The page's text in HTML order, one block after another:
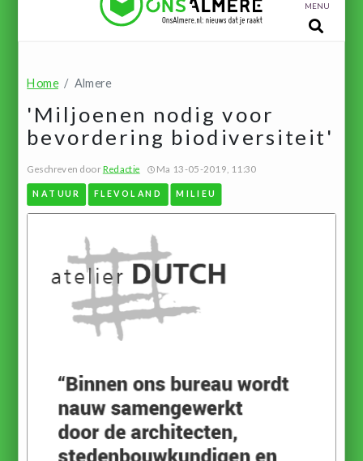
MENU
Home Almere
'Miljoenen nodig voor
bevordering biodiversiteit'
Geschreven doorRedactie Ma 13-05-2019, 11:30
NATUUR FLEVOLAND MILIEU